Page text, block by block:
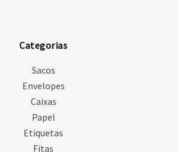
Categorias
Sacos
Envelopes
Caixas
Papel
Etiquetas
Fitas